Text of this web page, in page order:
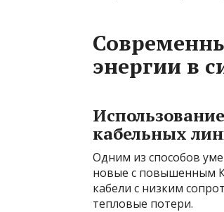
энергии в
кабельных
Одним из способов
новые с повышенным
кабели с низким
тепловые потери.